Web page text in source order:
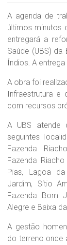
A agenda de
últimos minutos
entregará a
Saúde (UBS)
Índios. A
A obra foi
Infraestrutura e
com recursos
A UBS
seguintes
Fazenda
Fazenda
Pias, Lagoa
Jardim, Sítio
Fazenda Bom
Alegre e Baixa
A gestão
do terreno onde